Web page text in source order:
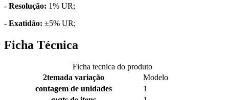
- Resolução: 1% UR;
- Exatidão: ±5% UR;
Ficha Técnica
Ficha tecnica do produto
2temada variação
Modelo
contagem de unidades
1